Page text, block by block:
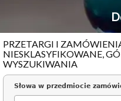
PRZETARGI I
NIESKLASYFIKOWANE,
WYSZUKIWANIA
Słowa w przedmiocie